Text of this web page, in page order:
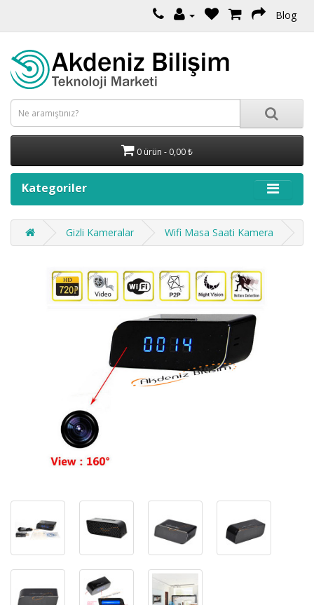
Blog
0 ürün - 0,00 ₺
Kategoriler
Gizli Kameralar Wifi Masa Saati Kamera